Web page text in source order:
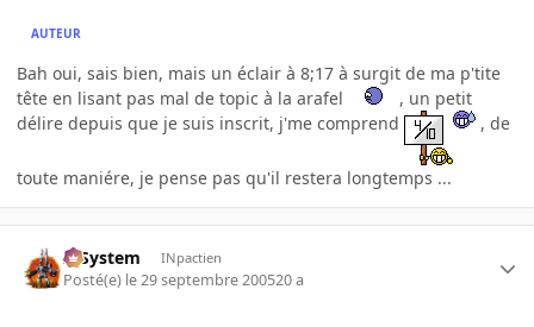
AUTEUR
Bah oui, sais bien, mais un éclair à 8;17 à surgit de ma p'tite
tête en lisant pas mal de topic à la arafel
, un petit
délire depuis que je suis inscrit, j'me comprend
, de
toute maniére, je pense pas qu'il restera longtemps ...
X-System INpactien
Posté(e) le 29 septembre 200520 a